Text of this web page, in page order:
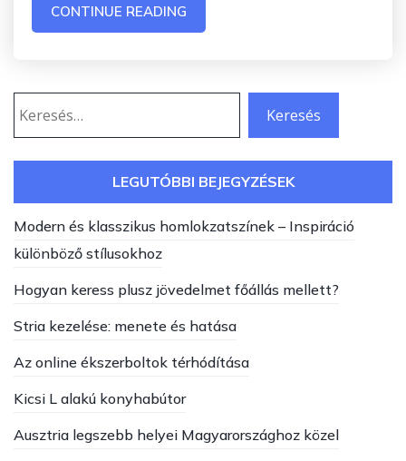
CONTINUE READING
LEGUTÓBBI BEJEGYZÉSEK
Modern és klasszikus homlokzatszínek – Inspiráció
különböző stílusokhoz
Hogyan keress plusz jövedelmet főállás mellett?
Stria kezelése: menete és hatása
Az online ékszerboltok térhódítása
Kicsi L alakú konyhabútor
Ausztria legszebb helyei Magyarországhoz közel